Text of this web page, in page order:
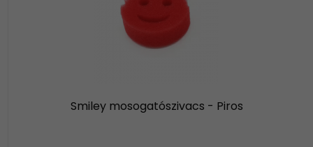
Smiley mosogatószivacs - Piros